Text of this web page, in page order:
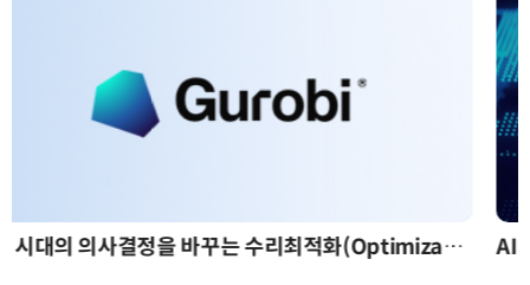
AI 핀옵스 실전 세미나: 폭증하는 AI 토큰 비용 관리 전략